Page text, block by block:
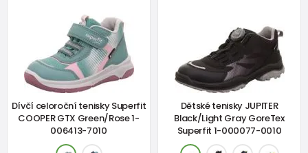
Dívčí celoroční tenisky Superfit
COOPER GTX Green/Rose 1-
006413-7010
Dětské tenisky JUPITER
Black/Light Gray GoreTex
Superfit 1-000077-0010